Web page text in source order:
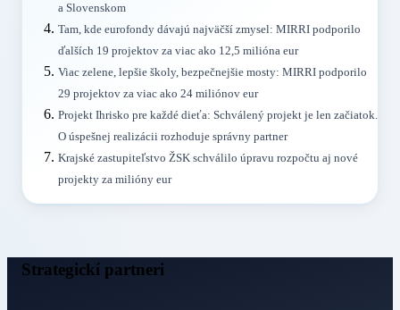
a Slovenskom
Tam, kde eurofondy dávajú najväčší zmysel: MIRRI podporilo
ďalších 19 projektov za viac ako 12,5 milióna eur
Viac zelene, lepšie školy, bezpečnejšie mosty: MIRRI podporilo
29 projektov za viac ako 24 miliónov eur
Projekt Ihrisko pre každé dieťa: Schválený projekt je len začiatok.
O úspešnej realizácii rozhoduje správny partner
Krajské zastupiteľstvo ŽSK schválilo úpravu rozpočtu aj nové
projekty za milióny eur
Strategickí partneri